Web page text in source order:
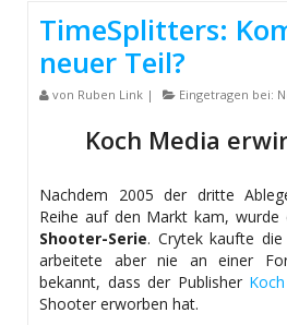
NEWS
INFOS
GUIDES
SHOP
TimeSplitters:
neuer Teil?
von Ruben Link | Eingetragen bei:
Koch Media
Nachdem 2005 der dritte
Reihe auf den Markt kam,
Shooter-Serie. Crytek kaufte
arbeitete aber nie an einer
bekannt, dass der Publisher
Shooter erworben hat.